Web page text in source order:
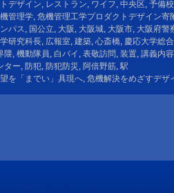
デザイン, レストラン, ワイフ, 中央区, 予備校
管理学, 危機管理工学プロダクトデザイン寄
パス, 国公立, 大阪 , 大阪城, 大阪市, 大阪府警
研究科長, 広報室, 建築, 心斎橋, 慶応大学総
隈, 機動隊員, 白バイ , 表敬訪問, 装置, 講義内容
ター, 防犯, 防犯防災 , 阿倍野筋, 駅
を「までい」具現へ, 危機解決をめざすデザ